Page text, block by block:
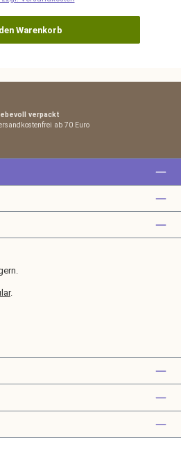
Warenkorb
verpackt
ab 70 Euro
.